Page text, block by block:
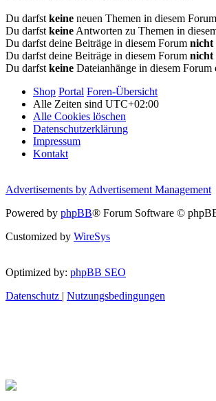
Du darfst keine neuen Themen in diesem
Du darfst keine Antworten zu Themen in
Du darfst deine Beiträge in diesem Forum nicht
Du darfst deine Beiträge in diesem Forum nicht
Du darfst keine Dateianhänge in diesem Forum
Shop Portal Foren-Übersicht
Alle Zeiten sind UTC+02:00
Alle Cookies löschen
Datenschutzerklärung
Impressum
Kontakt
Advertisements by Advertisement Management
Powered by phpBB® Forum Software ©
Customized by WireSys
Optimized by: phpBB SEO
Datenschutz | Nutzungsbedingungen